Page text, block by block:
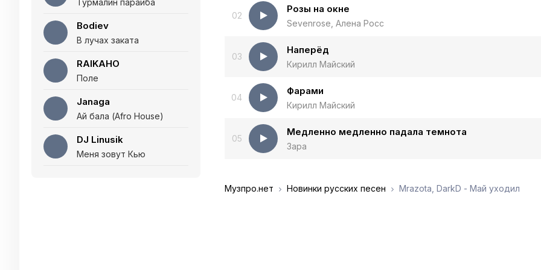
Турмалин параиба
Bodiev
В лучах заката
RAIKAHO
Поле
Janaga
Ай бала (Afro House)
DJ Linusik
Меня зовут Кью
02
Розы на окне
Sevenrose, Алена Росс
03
Наперёд
Кирилл Майский
04
Фарами
Кирилл Майский
05
Медленно медленно падала темнота
Зара
Музпро.нет Новинки русских песен Mrazota, DarkD - Май уходил